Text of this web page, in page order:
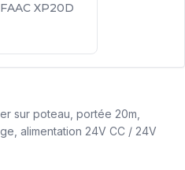
XP20D
sur poteau, portée 20m,
alimentation 24V CC / 24V